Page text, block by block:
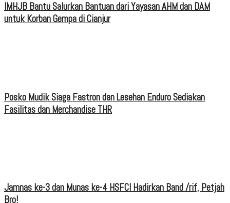
IMHJB Bantu Salurkan Bantuan dari Yayasan AHM dan DAM
untuk Korban Gempa di Cianjur
Posko Mudik Siaga Fastron dan Lesehan Enduro Sediakan
Fasilitas dan Merchandise THR
Jamnas ke-3 dan Munas ke-4 HSFCI Hadirkan Band /rif, Petjah
Bro!